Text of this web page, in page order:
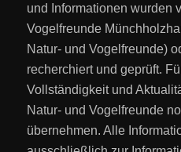
und Informationen wurden
Vogelfreunde
Natur- und Vogelfreunde)
recherchiert und geprüft.
Vollständigkeit und
Natur- und Vogelfreunde
übernehmen. Alle